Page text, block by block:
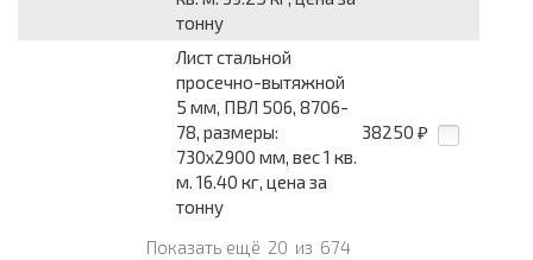
тонну
Лист стальной
просечно-вытяжной
5 мм, ПВЛ 506, 8706-
78, размеры:
730x2900 мм, вес 1 кв.
м. 16.40 кг, цена за
тонну
38250 ₽
Показать ещё 20 из 674